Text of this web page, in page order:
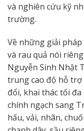
và nghiên cứu kỹ
trường.
Về những giải
và rau quả nói
Nguyễn Sinh Nhật
trung cao độ hỗ trợ
đổi, khai thác tối
chính ngạch sang
hấu, vải, nhãn,